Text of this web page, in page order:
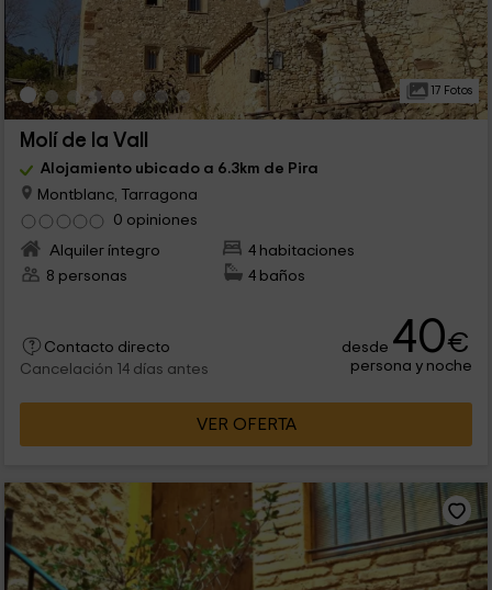
17 Fotos
Molí de la Vall
Alojamiento ubicado a 6.3km de Pira
Montblanc, Tarragona
0 opiniones
Alquiler íntegro
4 habitaciones
8 personas
4 baños
Contacto directo
Cancelación 14 días antes
desde 40€
persona y noche
VER OFERTA